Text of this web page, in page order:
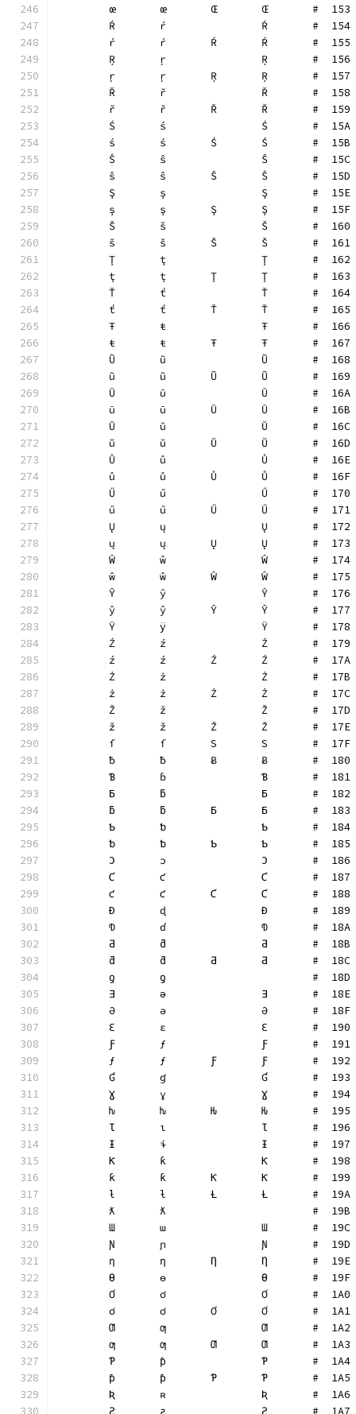
	œ	œ	Œ	Œ	#  153
	Ŕ	ŕ		Ŕ	#  154
	ŕ	ŕ	Ŕ	Ŕ	#  155
	Ŗ	ŗ		Ŗ	#  156
	ŗ	ŗ	Ŗ	Ŗ	#  157
	Ř	ř		Ř	#  158
	ř	ř	Ř	Ř	#  159
	Ś	ś		Ś	#  15A
	ś	ś	Ś	Ś	#  15B
	Ŝ	ŝ		Ŝ	#  15C
	ŝ	ŝ	Ŝ	Ŝ	#  15D
	Ş	ş		Ş	#  15E
	ş	ş	Ş	Ş	#  15F
	Š	š		Š	#  160
	š	š	Š	Š	#  161
	Ţ	ţ		Ţ	#  162
	ţ	ţ	Ţ	Ţ	#  163
	Ť	ť		Ť	#  164
	ť	ť	Ť	Ť	#  165
	Ŧ	ŧ		Ŧ	#  166
	ŧ	ŧ	Ŧ	Ŧ	#  167
	Ũ	ũ		Ũ	#  168
	ũ	ũ	Ũ	Ũ	#  169
	Ū	ū		Ū	#  16A
	ū	ū	Ū	Ū	#  16B
	Ŭ	ŭ		Ŭ	#  16C
	ŭ	ŭ	Ŭ	Ŭ	#  16D
	Ů	ů		Ů	#  16E
	ů	ů	Ů	Ů	#  16F
	Ű	ű		Ű	#  170
	ű	ű	Ű	Ű	#  171
	Ų	ų		Ų	#  172
	ų	ų	Ų	Ų	#  173
	Ŵ	ŵ		Ŵ	#  174
	ŵ	ŵ	Ŵ	Ŵ	#  175
	Ŷ	ŷ		Ŷ	#  176
	ŷ	ŷ	Ŷ	Ŷ	#  177
	Ÿ	ÿ		Ÿ	#  178
	Ź	ź		Ź	#  179
	ź	ź	Ź	Ź	#  17A
	Ż	ż		Ż	#  17B
	ż	ż	Ż	Ż	#  17C
	Ž	ž		Ž	#  17D
	ž	ž	Ž	Ž	#  17E
	ſ	ſ	S	S	#  17F
	ƀ	ƀ	Ƀ	Ƀ	#  180
	Ɓ	ɓ		Ɓ	#  181
	Ƃ	ƃ		Ƃ	#  182
	ƃ	ƃ	Ƃ	Ƃ	#  183
	Ƅ	ƅ		Ƅ	#  184
	ƅ	ƅ	Ƅ	Ƅ	#  185
	Ɔ	ɔ		Ɔ	#  186
	Ƈ	ƈ		Ƈ	#  187
	ƈ	ƈ	Ƈ	Ƈ	#  188
	Ɖ	ɖ		Ɖ	#  189
	Ɗ	ɗ		Ɗ	#  18A
	Ƌ	ƌ		Ƌ	#  18B
	ƌ	ƌ	Ƌ	Ƌ	#  18C
	ƍ	ƍ			#  18D
	Ǝ	ǝ		Ǝ	#  18E
	Ə	ə		Ə	#  18F
	Ɛ	ɛ		Ɛ	#  190
	Ƒ	ƒ		Ƒ	#  191
	ƒ	ƒ	Ƒ	Ƒ	#  192
	Ɠ	ɠ		Ɠ	#  193
	Ɣ	ɣ		Ɣ	#  194
	ƕ	ƕ	Ƕ	Ƕ	#  195
	Ɩ	ɩ		Ɩ	#  196
	Ɨ	ɨ		Ɨ	#  197
	Ƙ	ƙ		Ƙ	#  198
	ƙ	ƙ	Ƙ	Ƙ	#  199
	ƚ	ƚ	Ƚ	Ƚ	#  19A
	ƛ	ƛ			#  19B
	Ɯ	ɯ		Ɯ	#  19C
	Ɲ	ɲ		Ɲ	#  19D
	ƞ	ƞ	Ƞ	Ƞ	#  19E
	Ɵ	ɵ		Ɵ	#  19F
	Ơ	ơ		Ơ	#  1A0
	ơ	ơ	Ơ	Ơ	#  1A1
	Ƣ	ƣ		Ƣ	#  1A2
	ƣ	ƣ	Ƣ	Ƣ	#  1A3
	Ƥ	ƥ		Ƥ	#  1A4
	ƥ	ƥ	Ƥ	Ƥ	#  1A5
	Ʀ	ʀ		Ʀ	#  1A6
	Ƨ	ƨ		Ƨ	#  1A7